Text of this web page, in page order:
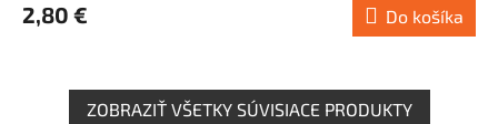
produktu
2,80 € Do košíka
ZOBRAZIŤ VŠETKY SÚVISIACE PRODUKTY